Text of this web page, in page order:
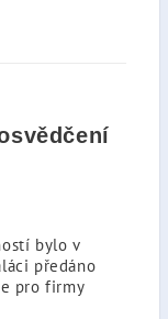
bylo v
předáno
pro firmy